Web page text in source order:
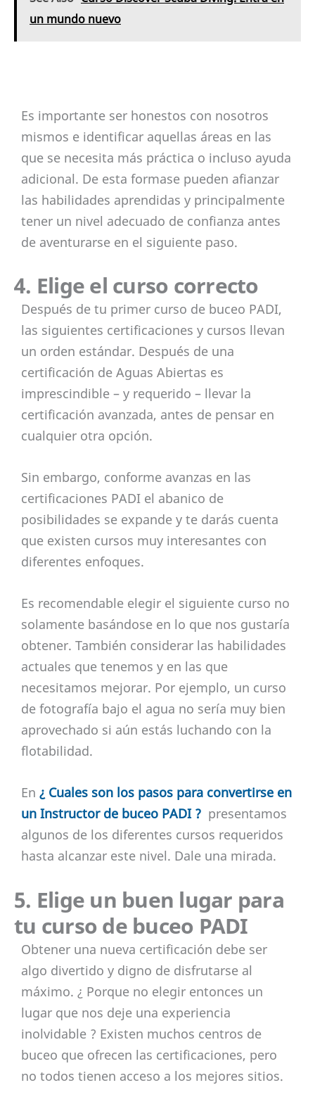
un mundo nuevo
Es importante ser honestos con nosotros
mismos e identificar aquellas áreas en las
que se necesita más práctica o incluso ayuda
adicional. De esta formase pueden afianzar
las habilidades aprendidas y principalmente
tener un nivel adecuado de confianza antes
de aventurarse en el siguiente paso.
4. Elige el curso correcto
Después de tu primer curso de buceo PADI,
las siguientes certificaciones y cursos llevan
un orden estándar. Después de una
certificación de Aguas Abiertas es
imprescindible – y requerido – llevar la
certificación avanzada, antes de pensar en
cualquier otra opción.
Sin embargo, conforme avanzas en las
certificaciones PADI el abanico de
posibilidades se expande y te darás cuenta
que existen cursos muy interesantes con
diferentes enfoques.
Es recomendable elegir el siguiente curso no
solamente basándose en lo que nos gustaría
obtener. También considerar las habilidades
actuales que tenemos y en las que
necesitamos mejorar. Por ejemplo, un curso
de fotografía bajo el agua no sería muy bien
aprovechado si aún estás luchando con la
flotabilidad.
En ¿ Cuales son los pasos para convertirse en
un Instructor de buceo PADI ? presentamos
algunos de los diferentes cursos requeridos
hasta alcanzar este nivel. Dale una mirada.
5. Elige un buen lugar para
tu curso de buceo PADI
Obtener una nueva certificación debe ser
algo divertido y digno de disfrutarse al
máximo. ¿ Porque no elegir entonces un
lugar que nos deje una experiencia
inolvidable ? Existen muchos centros de
buceo que ofrecen las certificaciones, pero
no todos tienen acceso a los mejores sitios.